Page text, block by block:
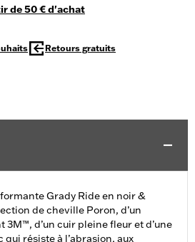
de 50 € d'achat
Retours gratuits
Grady Ride en noir &
de cheville Poron, d’un
d’un cuir pleine fleur et d’une
résiste à l’abrasion, aux